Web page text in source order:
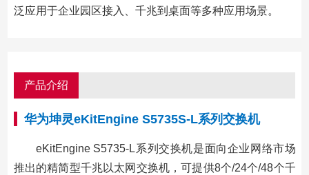
泛应用于企业园区接入、千兆到桌面等多种应用场景。
产品介绍
华为坤灵eKitEngine S5735S-L系列交换机
eKitEngine S5735-L系列交换机是面向企业网络市场
推出的精简型千兆以太网交换机，可提供8个/24个/48个千